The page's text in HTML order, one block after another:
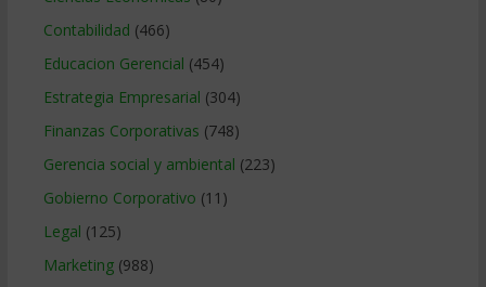
Contabilidad (466)
Educacion Gerencial (454)
Estrategia Empresarial (304)
Finanzas Corporativas (748)
Gerencia social y ambiental (223)
Gobierno Corporativo (11)
Legal (125)
Marketing(988)